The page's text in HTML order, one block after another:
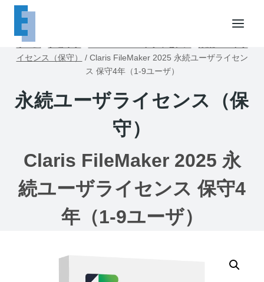
ホーム
イセンス（保守）
/ Claris FileMaker 2025 永続ユーザライセン
ス 保守4年（1-9ユーザ）
永続ユーザライセンス（保
守）
Claris FileMaker 2025 永
続ユーザライセンス 保守4
年（1-9ユーザ）